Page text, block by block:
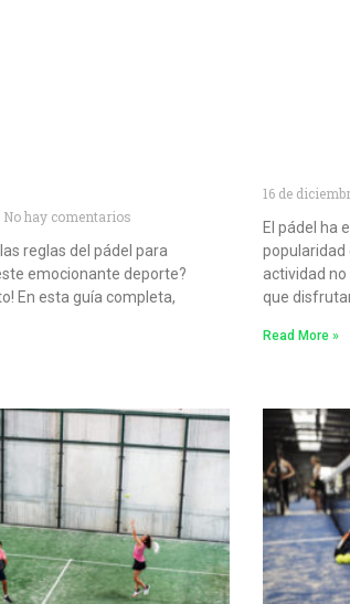
No hay comentarios
reglas del pádel para
emocionante deporte?
En esta guía completa,
16 de
El pádel ha
popularidad
actividad
que
Read More »